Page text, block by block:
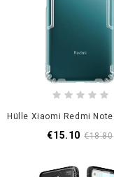
€15.10 €18.80